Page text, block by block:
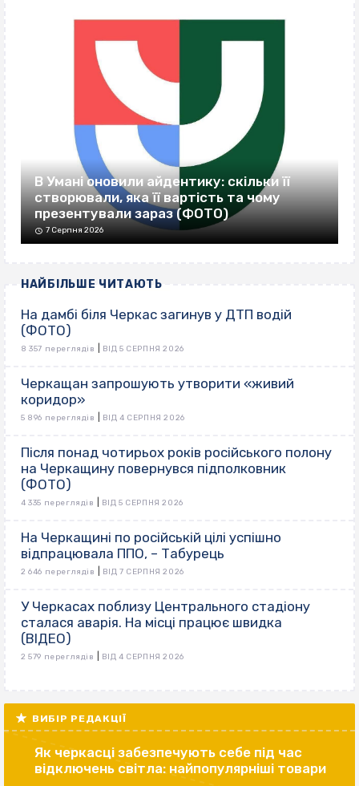
В Умані оновили айдентику: скільки її
створювали, яка її вартість та чому
презентували зараз (ФОТО)
7 Серпня 2026
НАЙБІЛЬШЕ ЧИТАЮТЬ
На дамбі біля Черкас загинув у ДТП водій
(ФОТО)
8 357 переглядів ВІД 5 СЕРПНЯ 2026
Черкащан запрошують утворити «живий
коридор»
5 896 переглядів ВІД 4 СЕРПНЯ 2026
Після понад чотирьох років російського полону
на Черкащину повернувся підполковник
(ФОТО)
4 335 переглядів ВІД 5 СЕРПНЯ 2026
На Черкащині по російській цілі успішно
відпрацювала ППО, – Табурець
2 646 переглядів ВІД 7 СЕРПНЯ 2026
У Черкасах поблизу Центрального стадіону
сталася аварія. На місці працює швидка
(ВІДЕО)
2 579 переглядів ВІД 4 СЕРПНЯ 2026
ВИБІР РЕДАКЦІЇ
Як черкасці забезпечують себе під час
відключень світла: найпопулярніші товари